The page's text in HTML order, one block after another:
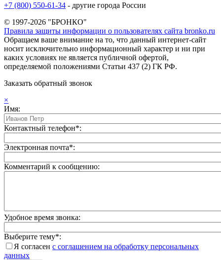
+7 (800) 550-61-34 - другие города России
© 1997-2026 "БРОНКО"
Правила защиты информации о пользователях сайта bronko.ru
Обращаем ваше внимание на то, что данный интернет-сайт
носит исключительно информационный характер и ни при
каких условиях не является публичной офертой,
определяемой положениями Статьи 437 (2) ГК РФ.
Заказать обратный звонок
×
Имя:
Контактный телефон*:
Электронная почта*:
Комментарий к сообщению:
Удобное время звонка:
Выберите тему*:
Я согласен с соглашением на обработку персональных
данных